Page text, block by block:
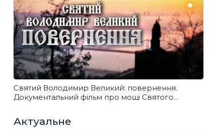
Святий Володимир Великий: повернення.
Документальний фільм про мощі Святого
Актуальне